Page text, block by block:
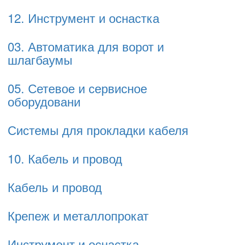
12. Инструмент и оснастка
03. Автоматика для ворот и
шлагбаумы
05. Сетевое и сервисное
оборудовани
Системы для прокладки кабеля
10. Кабель и провод
Кабель и провод
Крепеж и металлопрокат